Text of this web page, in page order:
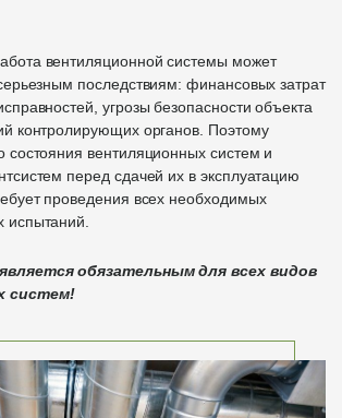
вентиляционной системы может
последствиям: финансовых затрат
угрозы безопасности объекта
контролирующих органов. Поэтому
состояния вентиляционных систем и
перед сдачей их в эксплуатацию
проведения всех необходимых
испытаний.
обязательным для всех видов
систем!